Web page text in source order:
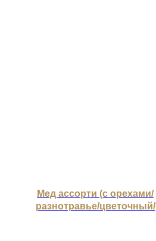
Мед ассорти (с орехами/
разнотравье/цветочный/